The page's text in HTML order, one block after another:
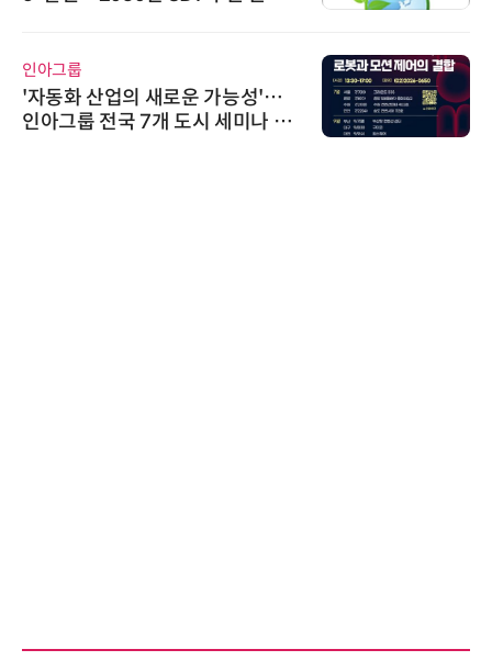
AIPD
“특허분석도 AI와 함께”…IP산업
'AX' 시대 본격화, 지식재산처 1호